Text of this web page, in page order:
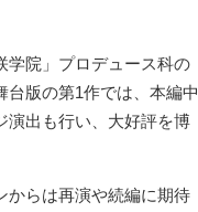
学院」プロデュース科の
版の第1作では、本編中
演出も行い、大好評を博
からは再演や続編に期待